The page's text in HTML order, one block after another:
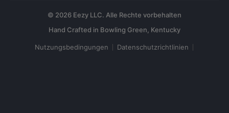
© 2026 Eezy LLC. Alle Rechte vorbehalten
Nutzungsbedingungen Datenschutzrichtlinien